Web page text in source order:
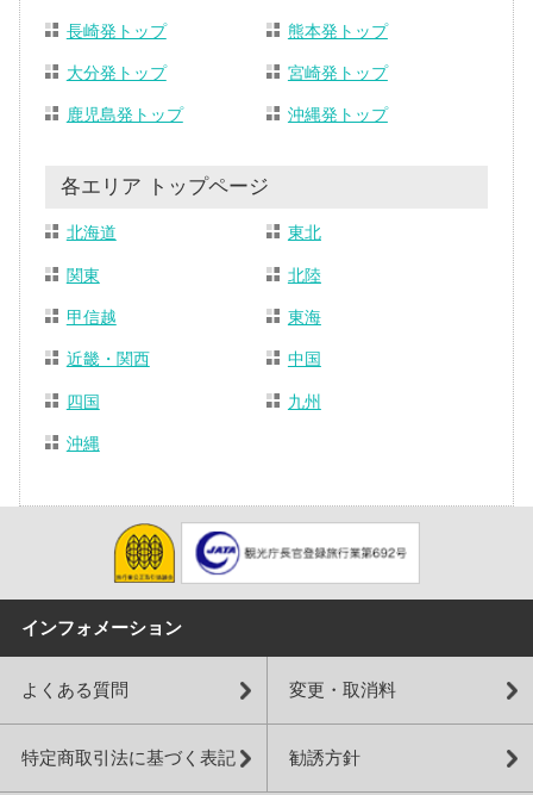
長崎発トップ 熊本発トップ
大分発トップ 宮崎発トップ
鹿児島発トップ 沖縄発トップ
各エリア トップページ
北海道 東北
関東 北陸
甲信越 東海
近畿・関西 中国
四国 九州
沖縄
インフォメーション
よくある質問 変更・取消料
特定商取引法に基づく表記 勧誘方針